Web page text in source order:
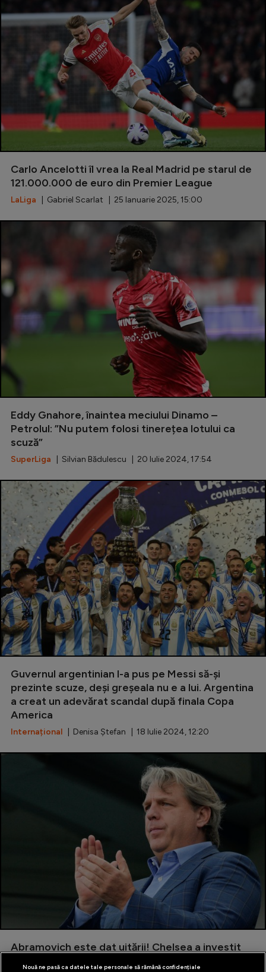
Starurile fotbalului
EURO 2024
Stranieri
Clasamente
Handbal
Natație
Formula 1
Gimnastică
Ciclism
Alte sporturi
JO 2026
Creează cont
Carlo Ancelotti îl vrea la Real Madrid pe starul de
121.000.000 de euro din Premier League
LaLiga | Gabriel Scarlat | 25 Ianuarie 2025, 15:00
Eddy Gnahore, înaintea meciului Dinamo –
Petrolul: ”Nu putem folosi tinerețea lotului ca
scuză”
SuperLiga | Silvian Bădulescu | 20 Iulie 2024, 17:54
Guvernul argentinian l-a pus pe Messi să-și
prezinte scuze, deși greșeala nu e a lui. Argentina
a creat un adevărat scandal după finala Copa
America
Internațional | Denisa Ștefan | 18 Iulie 2024, 12:20
Abramovich este dat uitării! Chelsea a investit
Nouă ne pasă ca datele tale personale să rămână confidențiale